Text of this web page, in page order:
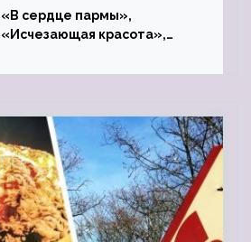
«В сердце пармы»,
«Исчезающая красота»,